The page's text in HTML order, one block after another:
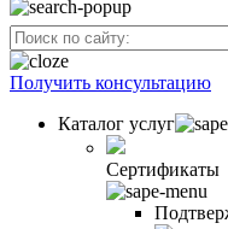
Получить консультацию
Каталог услуг
Сертификаты